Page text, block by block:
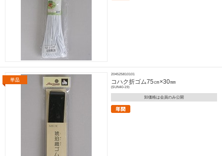
204525810101
コハク折ゴム75㎝×30㎜
(SUN40-19)
卸価格は会員のみ公開